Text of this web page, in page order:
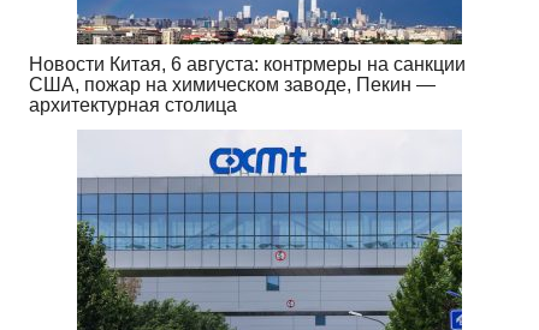
Новости Китая, 6 августа: контрмеры на санкции
США, пожар на химическом заводе, Пекин —
архитектурная столица